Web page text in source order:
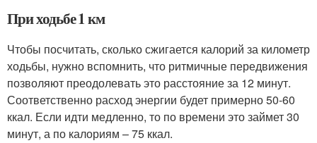
При ходьбе 1 км
Чтобы посчитать, сколько сжигается калорий за километр
ходьбы, нужно вспомнить, что ритмичные передвижения
позволяют преодолевать это расстояние за 12 минут.
Соответственно расход энергии будет примерно 50-60
ккал. Если идти медленно, то по времени это займет 30
минут, а по калориям – 75 ккал.